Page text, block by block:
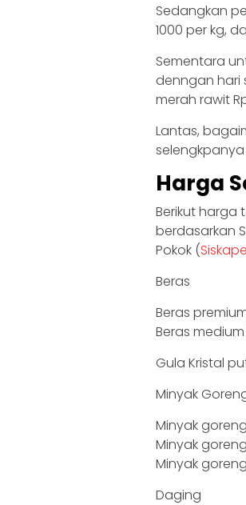
Sedangkan
1000 per kg,
Sementara
denngan hari
merah rawit
Lantas,
Harga
Berikut harga
berdasarkan
Pokok (
Beras
Beras
Beras medium
Gula Kristal
Minyak
Minyak
Minyak
Minyak goreng
Daging